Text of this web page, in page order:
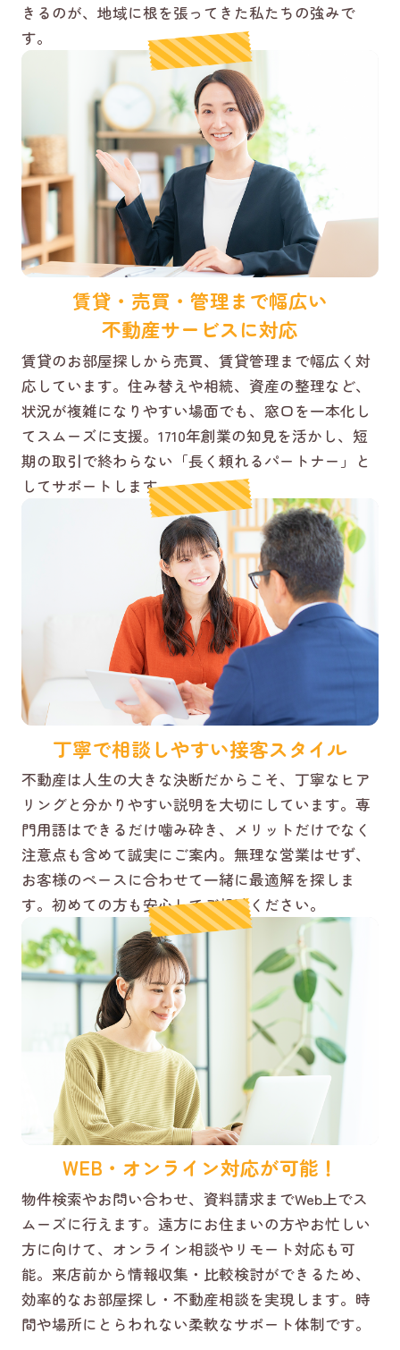
きるのが、地域に根を張ってきた私たちの強みで
す。
賃貸・売買・管理まで幅広い
不動産サービスに対応
賃貸のお部屋探しから売買、賃貸管理まで幅広く対
応しています。住み替えや相続、資産の整理など、
状況が複雑になりやすい場面でも、窓口を一本化し
てスムーズに支援。1710年創業の知見を活かし、短
期の取引で終わらない「長く頼れるパートナー」と
してサポートします。
丁寧で相談しやすい接客スタイル
不動産は人生の大きな決断だからこそ、丁寧なヒア
リングと分かりやすい説明を大切にしています。専
門用語はできるだけ噛み砕き、メリットだけでなく
注意点も含めて誠実にご案内。無理な営業はせず、
お客様のペースに合わせて一緒に最適解を探しま
す。初めての方も安心してご相談ください。
WEB・オンライン対応が可能！
物件検索やお問い合わせ、資料請求までWeb上でス
ムーズに行えます。遠方にお住まいの方やお忙しい
方に向けて、オンライン相談やリモート対応も可
能。来店前から情報収集・比較検討ができるため、
効率的なお部屋探し・不動産相談を実現します。時
間や場所にとらわれない柔軟なサポート体制です。